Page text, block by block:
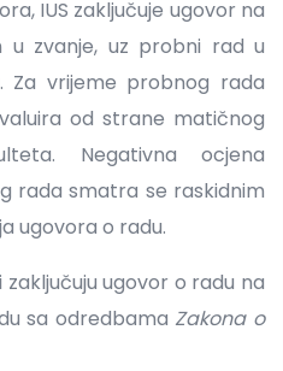
IUS zaključuje ugovor na
u zvanje, uz probni rad u
Za vrijeme probnog rada
od strane matičnog
Negativna ocjena
rada smatra se raskidnim
ugovora o radu.
ugovor o radu na
sa odredbama Zakona o